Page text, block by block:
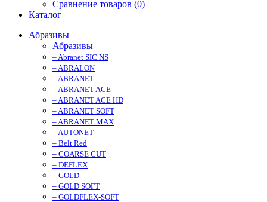
Сравнение товаров (0)
Каталог
Абразивы
Абразивы
– Abranet SIC NS
– ABRALON
– ABRANET
– ABRANET ACE
– ABRANET ACE HD
– ABRANET SOFT
– ABRANET MAX
– AUTONET
– Belt Red
– COARSE CUT
– DEFLEX
– GOLD
– GOLD SOFT
– GOLDFLEX-SOFT